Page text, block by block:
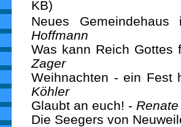
KB)
Neues
Hoffmann
Was kann Reich
Zager
Weihnachten - ein Fest
Köhler
Glaubt an euch! -
Die Seegers von